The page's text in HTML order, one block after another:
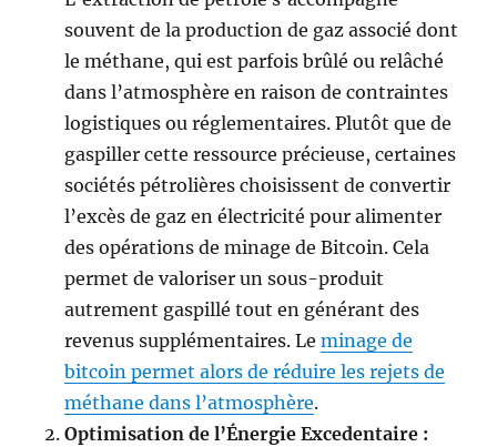
souvent de la production de gaz associé dont
le méthane, qui est parfois brûlé ou relâché
dans l’atmosphère en raison de contraintes
logistiques ou réglementaires. Plutôt que de
gaspiller cette ressource précieuse, certaines
sociétés pétrolières choisissent de convertir
l’excès de gaz en électricité pour alimenter
des opérations de minage de Bitcoin. Cela
permet de valoriser un sous-produit
autrement gaspillé tout en générant des
revenus supplémentaires. Leminage de
bitcoin permet alors de réduire les rejets de
méthane dans l’atmosphère.
Optimisation de l’Énergie Excedentaire :